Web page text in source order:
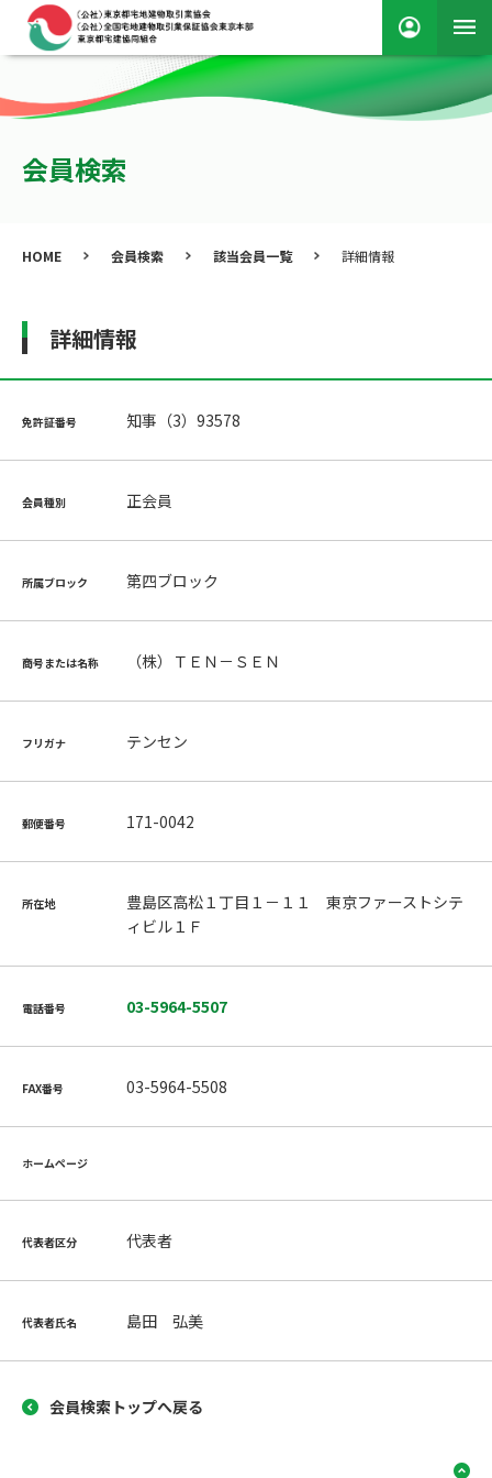
会員検索
HOME 会員検索 該当会員一覧 詳細情報
詳細情報
免許証番号 知事（3）93578
会員種別 正会員
所属ブロック 第四ブロック
商号または名称 （株）ＴＥＮ－ＳＥＮ
フリガナ テンセン
郵便番号 171-0042
所在地
豊島区高松１丁目１－１１ 東京ファーストシテ
ィビル１Ｆ
電話番号 03-5964-5507
FAX番号 03-5964-5508
ホームページ
代表者区分 代表者
代表者氏名 島田 弘美
会員検索トップへ戻る